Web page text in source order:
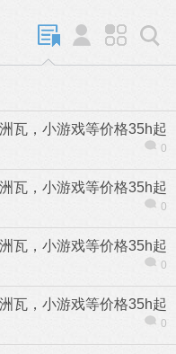
瓦，小游戏等价格35h起
0
瓦，小游戏等价格35h起
0
瓦，小游戏等价格35h起
0
瓦，小游戏等价格35h起
0